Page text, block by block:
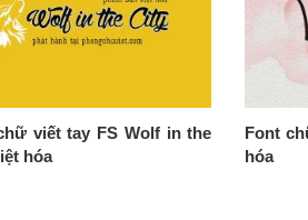
viết tay FS Wolf in the
hóa
Font
hóa